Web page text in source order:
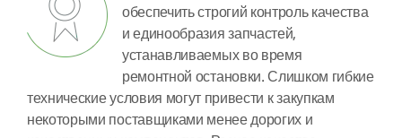
обеспечить строгий контроль качества
и единообразия запчастей,
устанавливаемых во время
ремонтной остановки. Слишком гибкие
технические условия могут привести к закупкам
некоторыми поставщиками менее дорогих и